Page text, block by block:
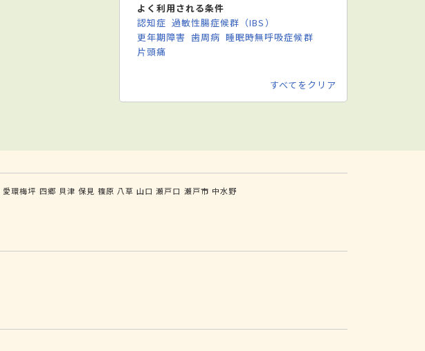
よく利用される条件
認知症 過敏性腸症候群（IBS）
更年期障害 歯周病 睡眠時無呼吸症候群
片頭痛
すべてをクリア
愛環梅坪 四郷 貝津 保見 篠原 八草 山口 瀬戸口 瀬戸市 中水野